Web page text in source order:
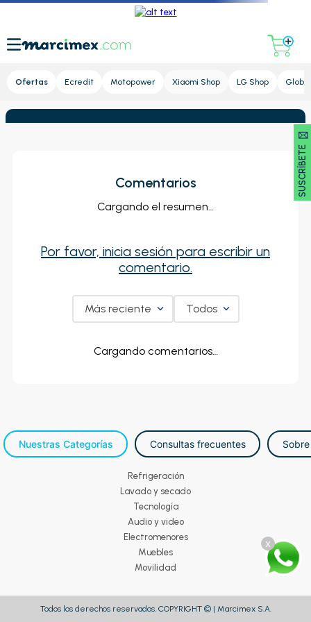
Ofertas Ecredit Motopower Xiaomi Shop LG Shop Global
SUSCRÍBETE 🖂
x
Comentarios
Cargando el resumen…
Por favor, inicia sesión para escribir un
comentario.
Más reciente Todos
Cargando comentarios…
Nuestras Categorías Consultas frecuentes
Refrigeración
Lavado y secado
Tecnología
Audio y video
Electromenores
Muebles
Movilidad
Todos los derechos reservados. COPYRIGHT © | Marcimex S.A.